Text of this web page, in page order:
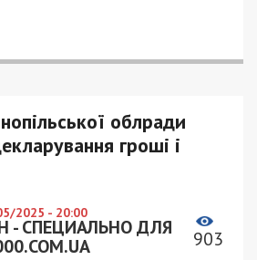
облради
гроші і
2025 - 20:00
- СПЕЦИАЛЬНО ДЛЯ
903